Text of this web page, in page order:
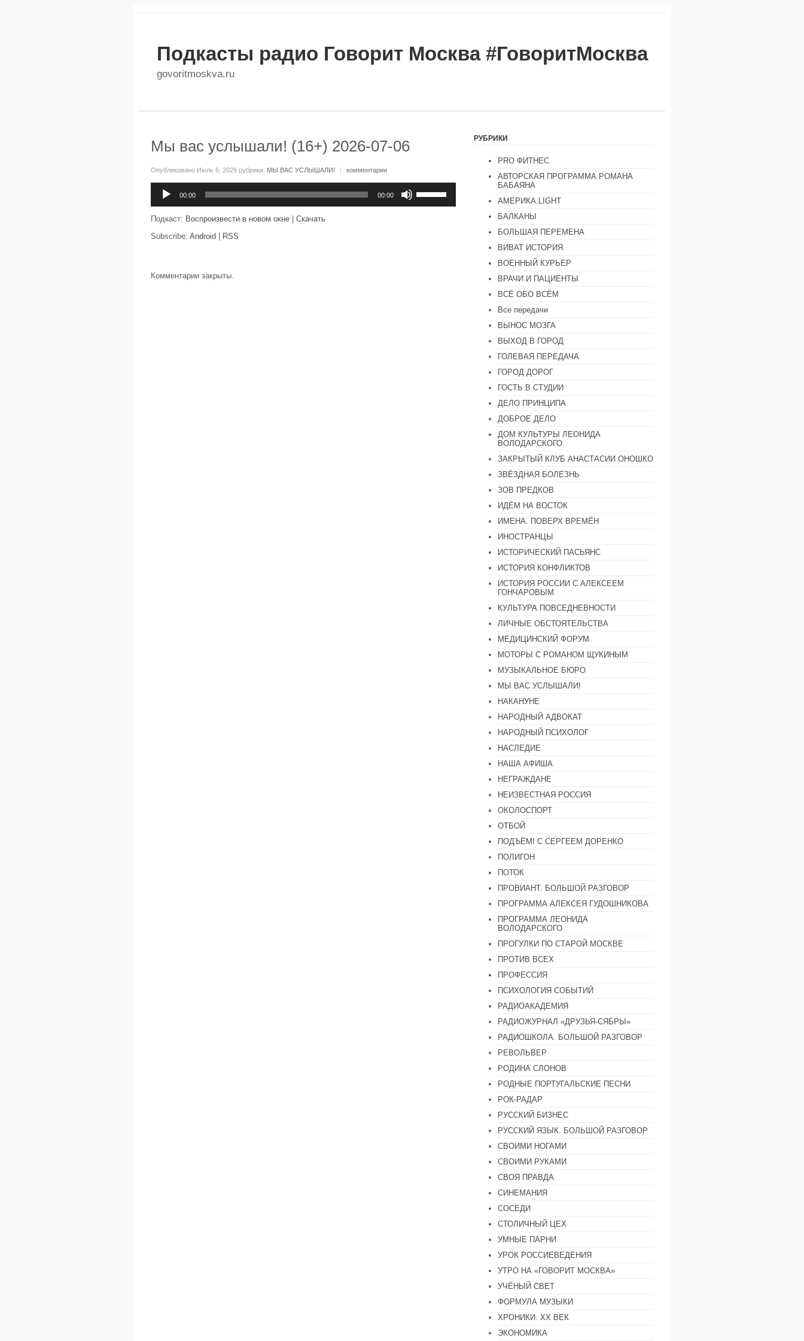
Подкасты радио Говорит Москва #ГоворитМосква
govoritmoskva.ru
Мы вас услышали! (16+) 2026-07-06
Опубликовано Июль 6, 2026 рубрики: МЫ ВАС УСЛЫШАЛИ! | комментарии
00:00 00:00
клавиши
Подкаст: Воспроизвести в новом окне
Скачать
Subscribe: Android RSS
Комментарии закрыты.
РУБРИКИ
PRO ФИТНЕС
АВТОРСКАЯ ПРОГРАММА РОМАНА
БАБАЯНА
АМЕРИКА.LIGHT
БАЛКАНЫ
БОЛЬШАЯ ПЕРЕМЕНА
ВИВАТ ИСТОРИЯ
ВОЕННЫЙ КУРЬЕР
ВРАЧИ И ПАЦИЕНТЫ
ВСЁ ОБО ВСЁМ
Все передачи
ВЫНОС МОЗГА
ВЫХОД В ГОРОД
ГОЛЕВАЯ ПЕРЕДАЧА
ГОРОД ДОРОГ
ГОСТЬ В СТУДИИ
ДЕЛО ПРИНЦИПА
ДОБРОЕ ДЕЛО
ДОМ КУЛЬТУРЫ ЛЕОНИДА
ВОЛОДАРСКОГО
ЗАКРЫТЫЙ КЛУБ АНАСТАСИИ ОНОШКО
ЗВЁЗДНАЯ БОЛЕЗНЬ
ЗОВ ПРЕДКОВ
ИДЁМ НА ВОСТОК
ИМЕНА. ПОВЕРХ ВРЕМЁН
ИНОСТРАНЦЫ
ИСТОРИЧЕСКИЙ ПАСЬЯНС
ИСТОРИЯ КОНФЛИКТОВ
ИСТОРИЯ РОССИИ С АЛЕКСЕЕМ
ГОНЧАРОВЫМ
КУЛЬТУРА ПОВСЕДНЕВНОСТИ
ЛИЧНЫЕ ОБСТОЯТЕЛЬСТВА
МЕДИЦИНСКИЙ ФОРУМ
МОТОРЫ С РОМАНОМ ЩУКИНЫМ
МУЗЫКАЛЬНОЕ БЮРО
МЫ ВАС УСЛЫШАЛИ!
НАКАНУНЕ
НАРОДНЫЙ АДВОКАТ
НАРОДНЫЙ ПСИХОЛОГ
НАСЛЕДИЕ
НАША АФИША
НЕГРАЖДАНЕ
НЕИЗВЕСТНАЯ РОССИЯ
ОКОЛОСПОРТ
ОТБОЙ
ПОДЪЁМ! С СЕРГЕЕМ ДОРЕНКО
ПОЛИГОН
ПОТОК
ПРОВИАНТ. БОЛЬШОЙ РАЗГОВОР
ПРОГРАММА АЛЕКСЕЯ ГУДОШНИКОВА
ПРОГРАММА ЛЕОНИДА
ВОЛОДАРСКОГО
ПРОГУЛКИ ПО СТАРОЙ МОСКВЕ
ПРОТИВ ВСЕХ
ПРОФЕССИЯ
ПСИХОЛОГИЯ СОБЫТИЙ
РАДИОАКАДЕМИЯ
РАДИОЖУРНАЛ «ДРУЗЬЯ-СЯБРЫ»
РАДИОШКОЛА. БОЛЬШОЙ РАЗГОВОР
РЕВОЛЬВЕР
РОДИНА СЛОНОВ
РОДНЫЕ ПОРТУГАЛЬСКИЕ ПЕСНИ
РОК-РАДАР
РУССКИЙ БИЗНЕС
РУССКИЙ ЯЗЫК. БОЛЬШОЙ РАЗГОВОР
СВОИМИ НОГАМИ
СВОИМИ РУКАМИ
СВОЯ ПРАВДА
СИНЕМАНИЯ
СОСЕДИ
СТОЛИЧНЫЙ ЦЕХ
УМНЫЕ ПАРНИ
УРОК РОССИЕВЕДЕНИЯ
УТРО НА «ГОВОРИТ МОСКВА»
УЧЁНЫЙ СВЕТ
ФОРМУЛА МУЗЫКИ
ХРОНИКИ. ХХ ВЕК
ЭКОНОМИКА